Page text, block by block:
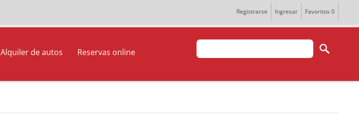
Registrarse Ingresar Favoritos 0
Alquiler de autos Reservas online